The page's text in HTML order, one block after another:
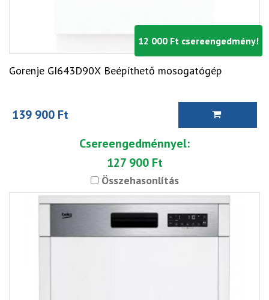
12 000 Ft csereengedmény!
Gorenje GI643D90X Beépíthető mosogatógép
139 900 Ft
Csereengedménnyel:
127 900 Ft
Összehasonlítás